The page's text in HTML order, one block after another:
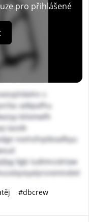
pro přihlášené
s
adkpafhu
bllxmwfh
tazxlk
nxshsfnptboafbyu
llgb ludtmrzdrtaw
#dbcrew